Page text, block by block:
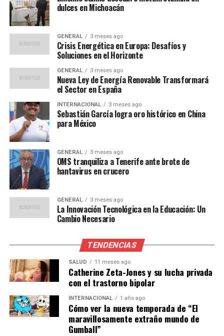
cuando salió de TV Azteca.
Un tipo derecho, un tipo
fiel, un tipo noble que
quería ganar siempre.”
Estas palabras reflejan la estima que Brailovsky tenía
por su colega, resaltando la injusticia de algunas críticas
que Marín enfrentó a lo largo de su carrera.
El exfutbolista también compartió anécdotas
personales, como un viaje memorable a Rusia, que
evidencian la cercanía de su relación.
“Vivimos muchos
momentos juntos, hicimos
muchos viajes. El último
grande fue en Rusia y
siempre pegados, siempre
juntos, realmente siempre
juntos y en la tele.”
Conflictos y amistad
dulces en Michoacán
GENERAL 3 meses ago
Crisis Energética en Europa: Desafíos y
Soluciones en el Horizonte
GENERAL 3 meses ago
Nueva Ley de Energía Renovable Transformará
el Sector en España
INTERNACIONAL 3 meses ago
Sebastián García logra oro histórico en China
para México
GENERAL 3 meses ago
OMS tranquiliza a Tenerife ante brote de
hantavirus en crucero
GENERAL 3 meses ago
La Innovación Tecnológica en la Educación: Un
Cambio Necesario
TENDENCIAS
SALUD 11 meses ago
Catherine Zeta-Jones y su lucha privada
con el trastorno bipolar
INTERNACIONAL 1 año ago
Cómo ver la nueva temporada de “El
maravillosamente extraño mundo de
Gumball”